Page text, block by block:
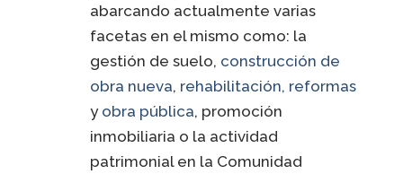
abarcando actualmente varias
facetas en el mismo como: la
gestión de suelo, construcción de
obra nueva, rehabilitación, reformas
y obra pública, promoción
inmobiliaria o la actividad
patrimonial en la Comunidad